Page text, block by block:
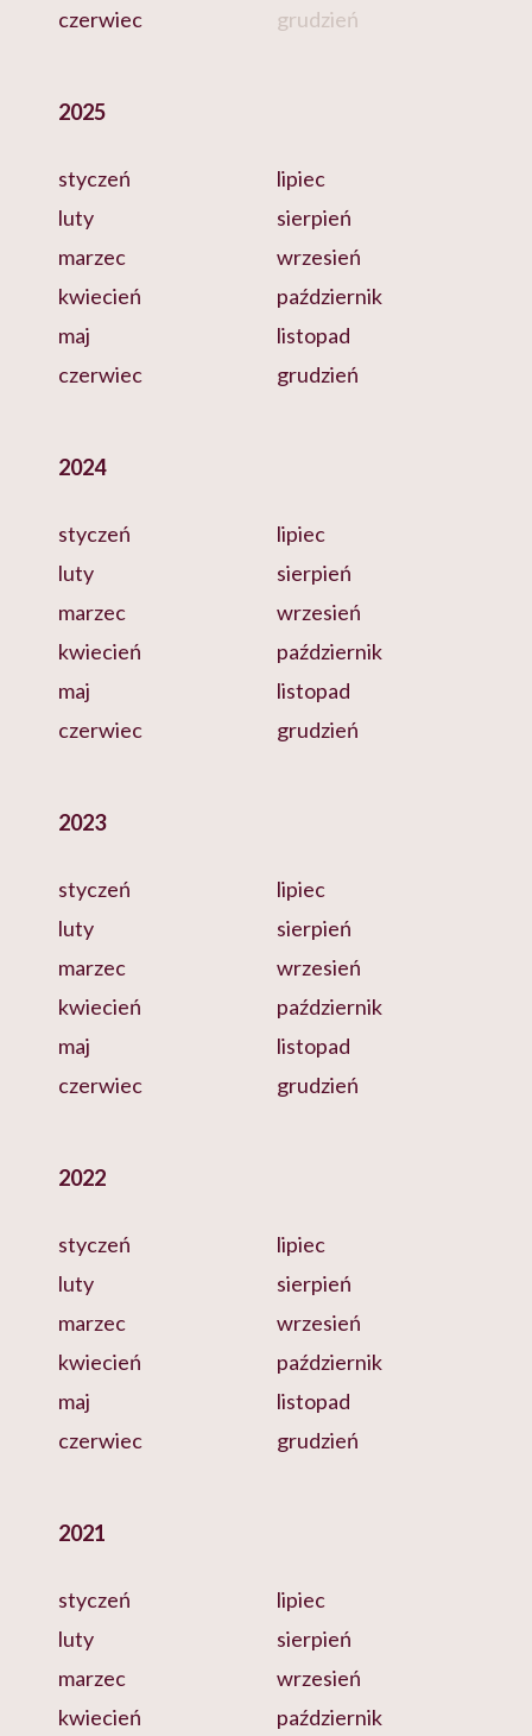
czerwiec
grudzień
2025
styczeń
luty
marzec
kwiecień
maj
czerwiec
lipiec
sierpień
wrzesień
październik
listopad
grudzień
2024
styczeń
luty
marzec
kwiecień
maj
czerwiec
lipiec
sierpień
wrzesień
październik
listopad
grudzień
2023
styczeń
luty
marzec
kwiecień
maj
czerwiec
lipiec
sierpień
wrzesień
październik
listopad
grudzień
2022
styczeń
luty
marzec
kwiecień
maj
czerwiec
lipiec
sierpień
wrzesień
październik
listopad
grudzień
2021
styczeń
luty
marzec
kwiecień
lipiec
sierpień
wrzesień
październik